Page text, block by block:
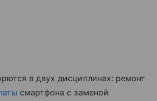
в двух дисциплинах: ремонт
смартфона с заменой